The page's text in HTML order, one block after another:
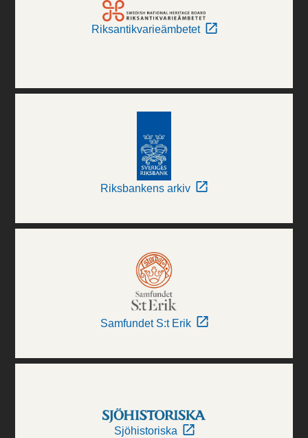
Riksantikvarieämbetet
Riksbankens arkiv
Samfundet S:t Erik
Sjöhistoriska